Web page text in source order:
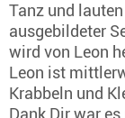
Tanz und
ausgebildeter
wird von Leon
Leon ist
Krabbeln und
Dank Dir war